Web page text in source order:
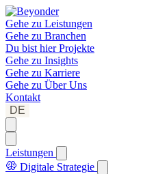
Gehe zu Leistungen
Gehe zu Branchen
Du bist hierProjekte
Gehe zu Insights
Gehe zu Karriere
Gehe zu Über Uns
Kontakt
DE
Leistungen
Digitale Strategie